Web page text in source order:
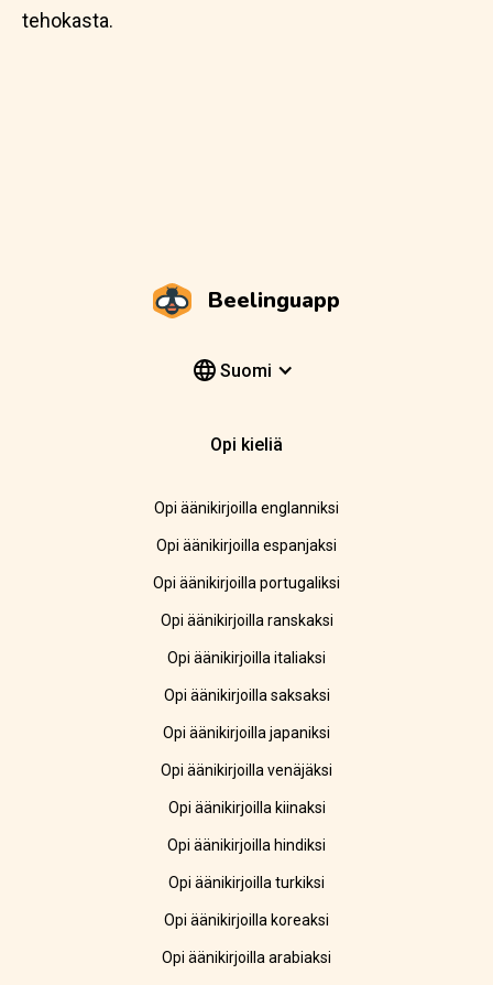
tehokasta.
Beelinguapp
Suomi
Opi kieliä
Opi äänikirjoilla englanniksi
Opi äänikirjoilla espanjaksi
Opi äänikirjoilla portugaliksi
Opi äänikirjoilla ranskaksi
Opi äänikirjoilla italiaksi
Opi äänikirjoilla saksaksi
Opi äänikirjoilla japaniksi
Opi äänikirjoilla venäjäksi
Opi äänikirjoilla kiinaksi
Opi äänikirjoilla hindiksi
Opi äänikirjoilla turkiksi
Opi äänikirjoilla koreaksi
Opi äänikirjoilla arabiaksi